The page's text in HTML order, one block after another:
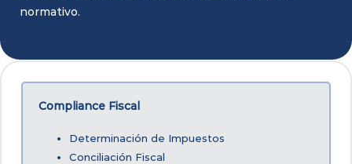
normativo.
Compliance Fiscal
Determinación de Impuestos
Conciliación Fiscal